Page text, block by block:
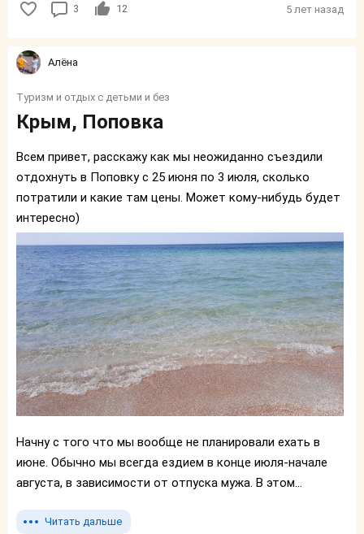
3 12 5 лет назад
Алёна
Туризм и отдых с детьми и без
Крым, Поповка
Всем привет, расскажу как мы неожиданно съездили
отдохнуть в Поповку с 25 июня по 3 июля, сколько
потратили и какие там цены. Может кому-нибудь будет
интересно)
Начну с того что мы вообще не планировали ехать в
июне. Обычно мы всегда ездием в конце июля-начале
августа, в зависимости от отпуска мужа. В этом...
Читать дальше